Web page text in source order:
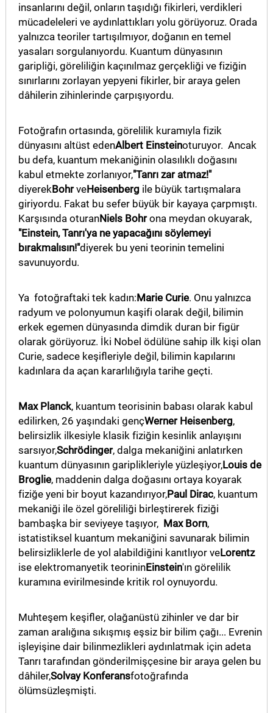
insanlarını değil, onların taşıdığı fikirleri, verdikleri
mücadeleleri ve aydınlattıkları yolu görüyoruz. Orada
yalnızca teoriler tartışılmıyor, doğanın en temel
yasaları sorgulanıyordu. Kuantum dünyasının
garipliği, göreliliğin kaçınılmaz gerçekliği ve fiziğin
sınırlarını zorlayan yepyeni fikirler, bir araya gelen
dâhilerin zihinlerinde çarpışıyordu.
Fotoğrafın ortasında, görelilik kuramıyla fizik
dünyasını altüst edenAlbert Einsteinoturuyor. Ancak
bu defa, kuantum mekaniğinin olasılıklı doğasını
kabul etmekte zorlanıyor,"Tanrı zar atmaz!"
diyerekBohrveHeisenberg ile büyük tartışmalara
giriyordu. Fakat bu sefer büyük bir kayaya çarpmıştı.
Karşısında oturanNiels Bohrona meydan okuyarak,
"Einstein, Tanrı'ya ne yapacağını söylemeyi
bırakmalısın!"diyerek bu yeni teorinin temelini
savunuyordu.
Ya fotoğraftaki tek kadın:Marie Curie. Onu yalnızca
radyum ve polonyumun kaşifi olarak değil, bilimin
erkek egemen dünyasında dimdik duran bir figür
olarak görüyoruz. İki Nobel ödülüne sahip ilk kişi olan
Curie, sadece keşifleriyle değil, bilimin kapılarını
kadınlara da açan kararlılığıyla tarihe geçti.
Max Planck, kuantum teorisinin babası olarak kabul
edilirken, 26 yaşındaki gençWerner Heisenberg,
belirsizlik ilkesiyle klasik fiziğin kesinlik anlayışını
sarsıyor,Schrödinger, dalga mekaniğini anlatırken
kuantum dünyasının gariplikleriyle yüzleşiyor,Louis de
Broglie, maddenin dalga doğasını ortaya koyarak
fiziğe yeni bir boyut kazandırıyor,Paul Dirac, kuantum
mekaniği ile özel göreliliği birleştirerek fiziği
bambaşka bir seviyeye taşıyor, Max Born,
istatistiksel kuantum mekaniğini savunarak bilimin
belirsizliklerle de yol alabildiğini kanıtlıyor veLorentz
ise elektromanyetik teorininEinstein'ın görelilik
kuramına evirilmesinde kritik rol oynuyordu.
Muhteşem keşifler, olağanüstü zihinler ve dar bir
zaman aralığına sıkışmış eşsiz bir bilim çağı... Evrenin
işleyişine dair bilinmezlikleri aydınlatmak için adeta
Tanrı tarafından gönderilmişçesine bir araya gelen bu
dâhiler,Solvay Konferansfotoğrafında
ölümsüzleşmişti.